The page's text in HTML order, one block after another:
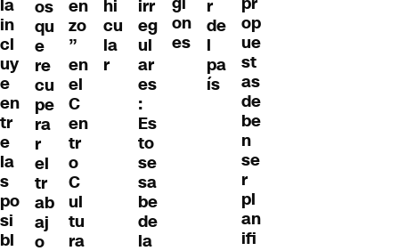
la
in
cl
uy
e
en
tr
e
la
s
po
si
bl
os
qu
e
re
cu
pe
ra
r
el
tr
ab
aj
o
en
zo
”
en
el
C
en
tr
o
C
ul
tu
ra
hi
cu
la
r
irr
eg
ul
ar
es
:
Es
to
se
sa
be
de
la
on
es
r
de
l
pa
ís
op
ue
st
as
de
be
n
se
r
pl
an
ifi